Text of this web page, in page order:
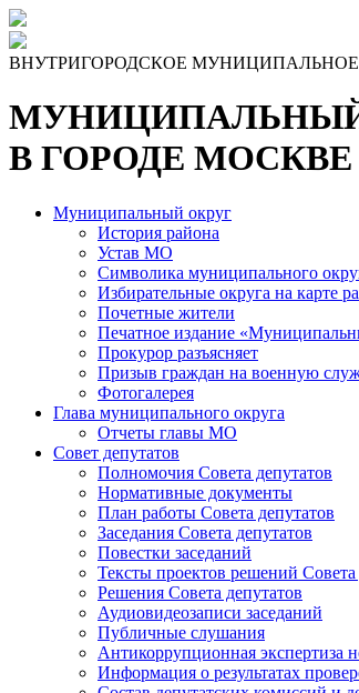
ВНУТРИГОРОДСКОЕ МУНИЦИПАЛЬНОЕ
В ГОРОДЕ МОСКВЕ
Муниципальный округ
История района
Устав МО
Символика муниципального
Избирательные округа на карте
Почетные жители
Печатное издание
Прокурор разъясняет
Призыв граждан на военную
Фотогалерея
Глава муниципального округа
Отчеты главы МО
Совет депутатов
Полномочия Совета депутатов
Нормативные документы
План работы Совета депутатов
Заседания Cовета депутатов
Повестки заседаний
Тексты проектов решений Совета
Решения Совета депутатов
Аудиовидеозаписи заседаний
Публичные слушания
Антикоррупционная экспертиза
Информация о результатах